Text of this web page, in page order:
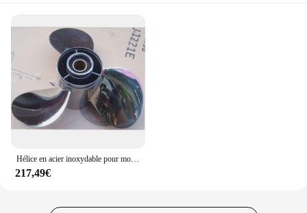
Hélice en acier inoxydable pour moteur de bateau, Honda Hidea Yamaha Sail Powertec CHRISTABISI, 25-30Hp, 9 7/8 * 12-F, 12 pouces
217,49€